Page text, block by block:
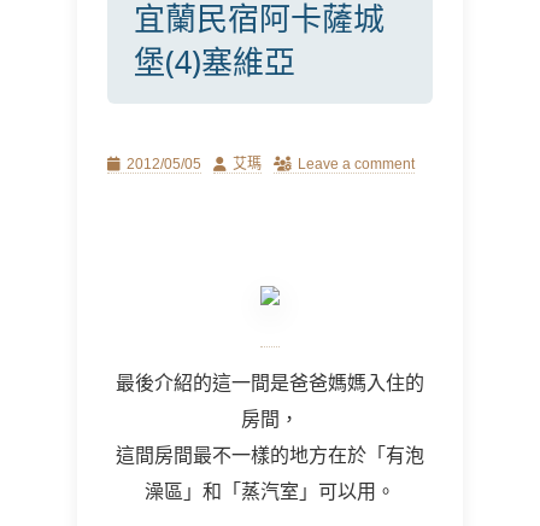
宜蘭民宿阿卡薩城
堡(4)塞維亞
Posted2012/05/05 Author
艾瑪 Leave a comment
最後介紹的這一間是爸爸媽媽入住的
房間，
這間房間最不一樣的地方在於「有泡
澡區」和「蒸汽室」可以用。